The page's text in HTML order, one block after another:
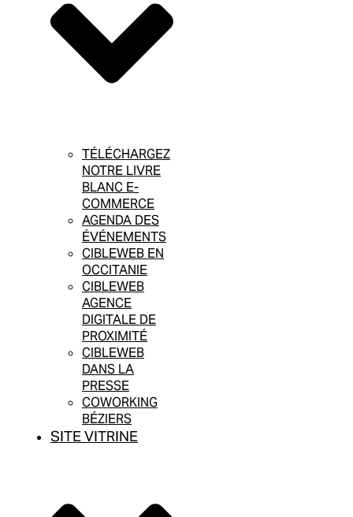
TÉLÉCHARGEZ
NOTRE LIVRE
BLANC E-
COMMERCE
AGENDA DES
ÉVÉNEMENTS
CIBLEWEB EN
OCCITANIE
CIBLEWEB
AGENCE
DIGITALE DE
PROXIMITÉ
CIBLEWEB
DANS LA
PRESSE
COWORKING
BÉZIERS
SITE VITRINE